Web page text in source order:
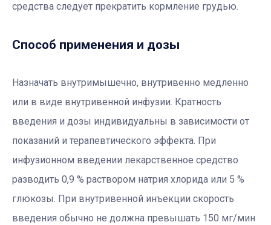
средства следует прекратить кормление грудью.
Способ применения и дозы
Назначать внутримышечно, внутривенно медленно
или в виде внутривенной инфузии. Кратность
введения и дозы индивидуальны в зависимости от
показаний и терапевтического эффекта. При
инфузионном введении лекарственное средство
разводить 0,9 % раствором натрия хлорида или 5 %
глюкозы. При внутривенной инъекции скорость
введения обычно не должна превышать 150 мг/мин